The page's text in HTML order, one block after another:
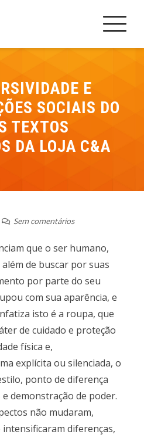
E
SOCIAIS DO
TEXTOS
DA LOJA C&A
Sem comentários
que o ser humano,
de buscar por suas
por parte do seu
com sua aparência, e
isto é a roupa, que
de cuidado e proteção
física e,
explícita ou silenciada, o
ponto de diferença
demonstração de poder.
não mudaram,
diferenças,